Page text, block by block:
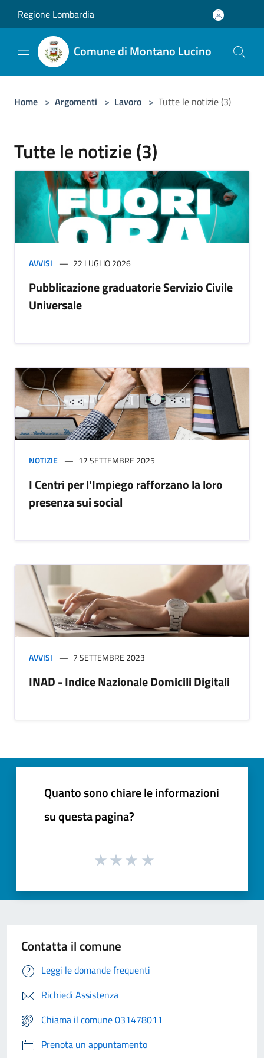
Regione Lombardia
Comune di Montano Lucino
Home > Argomenti > Lavoro > Tutte le notizie (3)
Tutte le notizie (3)
AVVISI 22 LUGLIO 2026
Pubblicazione graduatorie Servizio Civile
Universale
NOTIZIE 17 SETTEMBRE 2025
I Centri per l'Impiego rafforzano la loro
presenza sui social
AVVISI 7 SETTEMBRE 2023
INAD - Indice Nazionale Domicili Digitali
Quanto sono chiare le informazioni
su questa pagina?
Contatta il comune
Leggi le domande frequenti
Richiedi Assistenza
Chiama il comune 031478011
Prenota un appuntamento